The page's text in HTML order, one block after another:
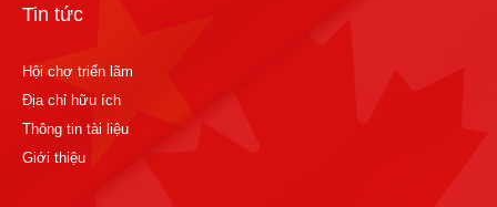
Tin tức
Hội chợ triển lãm
Địa chỉ hữu ích
Thông tin tài liệu
Giới thiệu